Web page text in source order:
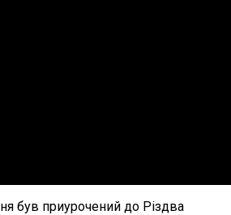
був приурочений до Різдва